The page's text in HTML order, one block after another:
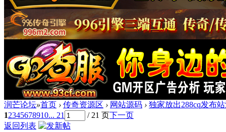
润芒论坛»首页 › 传奇资源区 › 网站源码 › 独家放出288cq发布
12345678910... 21 / 21 页下一页
返回列表